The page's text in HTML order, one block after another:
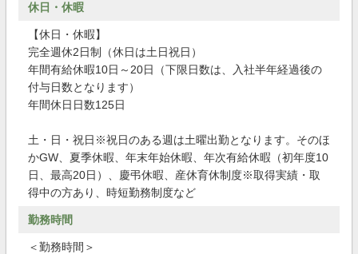
休日・休暇
【休日・休暇】
完全週休2日制（休日は土日祝日）
年間有給休暇10日～20日（下限日数は、入社半年経過後の
付与日数となります）
年間休日日数125日
土・日・祝日※祝日のある週は土曜出勤となります。そのほ
かGW、夏季休暇、年末年始休暇、年次有給休暇（初年度10
日、最高20日）、慶弔休暇、産休育休制度※取得実績・取
得中の方あり、時短勤務制度など
勤務時間
＜勤務時間＞